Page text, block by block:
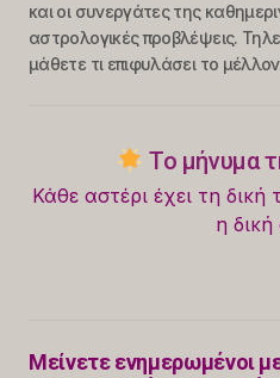
και οι συνεργάτες της
αστρολογικές προβλέψεις.
μάθετε τι επιφυλάσει το
Το μήνυμα
Κάθε αστέρι έχει τη δική
η
Μείνετε ενημερωμένοι